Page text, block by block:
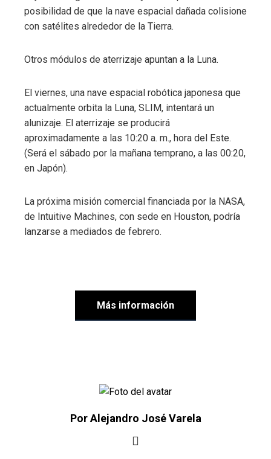
posibilidad de que la nave espacial dañada colisione
con satélites alrededor de la Tierra.
Otros módulos de aterrizaje apuntan a la Luna.
El viernes, una nave espacial robótica japonesa que
actualmente orbita la Luna, SLIM, intentará un
alunizaje. El aterrizaje se producirá
aproximadamente a las 10:20 a. m., hora del Este.
(Será el sábado por la mañana temprano, a las 00:20,
en Japón).
La próxima misión comercial financiada por la NASA,
de Intuitive Machines, con sede en Houston, podría
lanzarse a mediados de febrero.
Más información
Por Alejandro José Varela